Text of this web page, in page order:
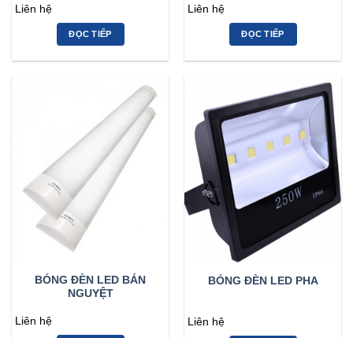
Liên hệ
ĐỌC TIẾP
Liên hệ
ĐỌC TIẾP
BÓNG ĐÈN LED BÁN
NGUYỆT
Liên hệ
BÓNG ĐÈN LED PHA
Liên hệ